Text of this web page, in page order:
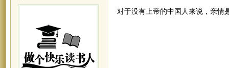
对于没有上帝的中国人来说，亲情